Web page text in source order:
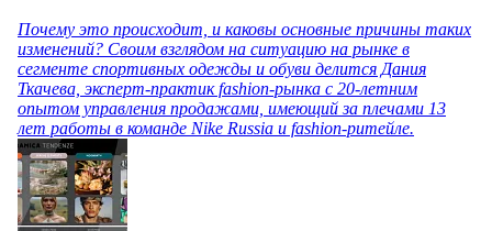
Почему это происходит, и каковы основные причины таких
изменений? Своим взглядом на ситуацию на рынке в
сегменте спортивных одежды и обуви делится Дания
Ткачева, эксперт-практик fashion-рынка с 20-летним
опытом управления продажами, имеющий за плечами 13
лет работы в команде Nike Russia и fashion-ритейле.